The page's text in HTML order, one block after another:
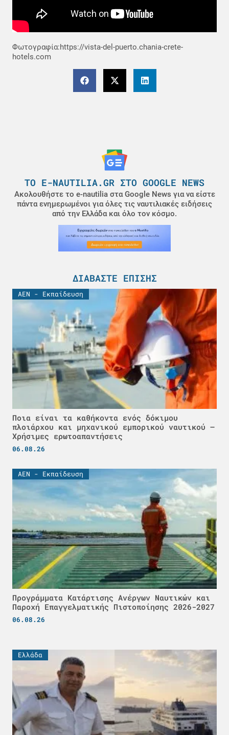
Φωτογραφία:https://vista-del-puerto.chania-crete-
hotels.com
ΤΟ E-NAUTILIA.GR ΣΤΟ GOOGLE NEWS
Ακολουθήστε το e-nautilia στα Google News για να είστε
πάντα ενημερωμένοι για όλες τις ναυτιλιακές ειδήσεις
από την Ελλάδα και όλο τον κόσμο.
ΔΙΑΒΆΣΤΕ ΕΠΊΣΗΣ
ΑΕΝ - Εκπαίδευση
Ποια είναι τα καθήκοντα ενός δόκιμου
πλοιάρχου και μηχανικού εμπορικού ναυτικού –
Χρήσιμες ερωτοαπαντήσεις
06.08.26
ΑΕΝ - Εκπαίδευση
Προγράμματα Κατάρτισης Ανέργων Ναυτικών και
Παροχή Επαγγελματικής Πιστοποίησης 2026-2027
06.08.26
Ελλάδα